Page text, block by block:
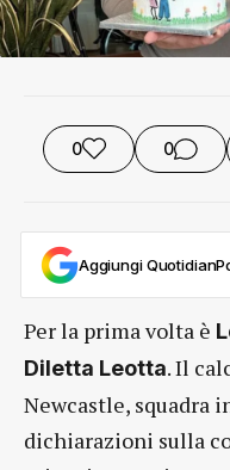
0 0
Aggiungi
Per la prima volta è
Diletta Leotta. Il
Newcastle, squadra
dichiarazioni sulla